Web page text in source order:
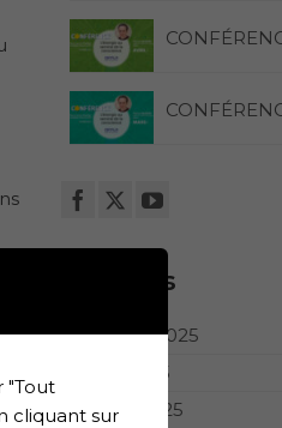
Archives
octobre 2025
mars 2025
janvier 2025
"Tout
cliquant sur